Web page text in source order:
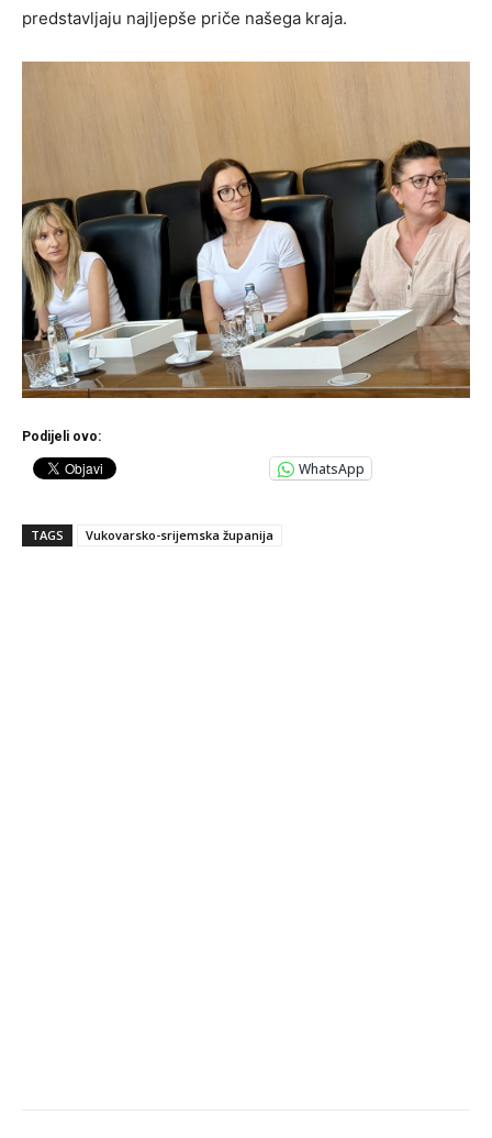
predstavljaju najljepše priče našega kraja.
Podijeli ovo:
WhatsApp
TAGS Vukovarsko-srijemska županija